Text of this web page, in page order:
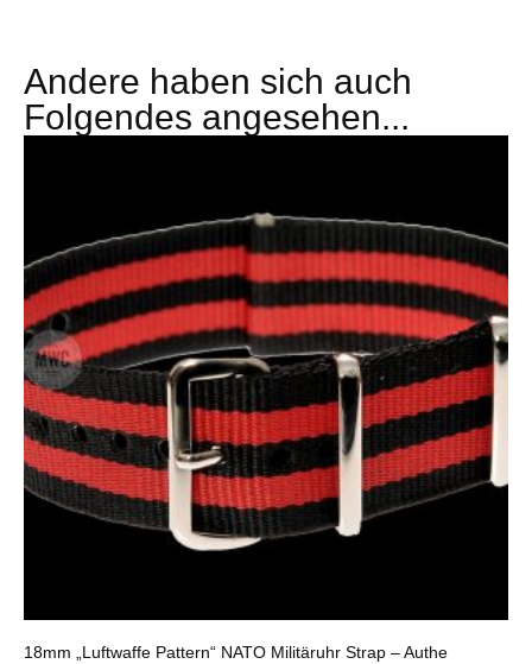
Andere haben sich auch
Folgendes angesehen...
18mm „Luftwaffe Pattern“ NATO Militäruhr Strap – Authe